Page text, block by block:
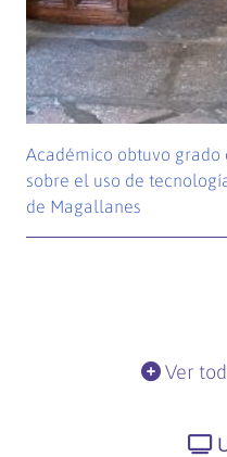
Académico obtuvo
sobre el uso de
de Magallanes
Ver